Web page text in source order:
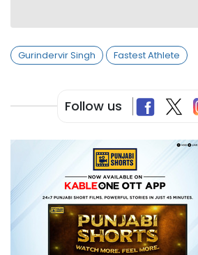
Gurindervir Singh Fastest Athlete
Follow us